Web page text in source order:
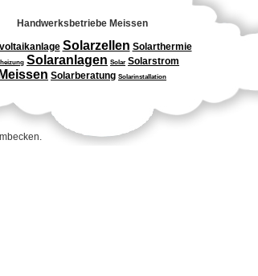
Handwerksbetriebe Meissen
Solarzellen Solarthermie
Solaranlagen Solar Solarstrom
Meissen Solarberatung Solarinstallation